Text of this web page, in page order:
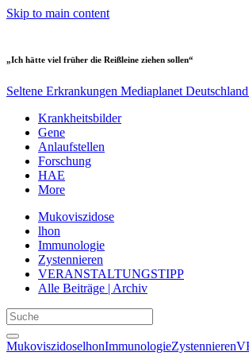
Skip to main content
„Ich hätte viel früher die Reißleine ziehen sollen“
Seltene Erkrankungen Mediaplanet Deutschland
Krankheitsbilder
Gene
Anlaufstellen
Forschung
HAE
More
Mukoviszidose
lhon
Immunologie
Zystennieren
VERANSTALTUNGSTIPP
Alle Beiträge | Archiv
MukoviszidoselhonImmunologieZystennieren